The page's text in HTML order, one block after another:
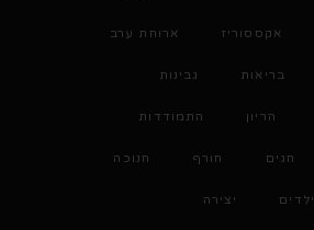
אקססוריז ארוחת ערב
בריאות גבינות
הריון התמודדות
חגים חורף חנוכה
ילדים יצירה